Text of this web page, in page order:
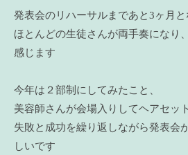
発表会のリハーサルまであと3ヶ月と
ほとんどの生徒さんが両手奏になり
感じます
今年は２部制にしてみたこと、
美容師さんが会場入りしてヘアセッ
失敗と成功を繰り返しながら発表会
しいです